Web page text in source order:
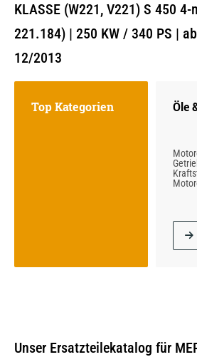
KLASSE (W221, V221) S 450
221.184) | 250 KW / 340 PS |
12/2013
Top Kategorien Öle
Unser Ersatzteilekatalog für